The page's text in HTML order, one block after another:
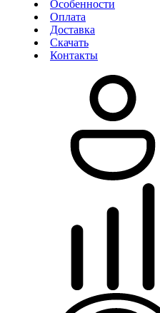
Особенности
Оплата
Доставка
Скачать
Контакты